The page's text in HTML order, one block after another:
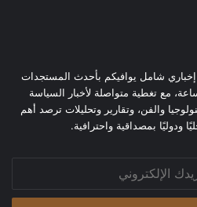
إخباري شامل يوافيكم بأحدث المستجدات
مع تغطية متواصلة لأخبار السياسة
والفن، وتقارير وتحليلات ترصد أهم
ودوليًا بمصداقية واحترافية.